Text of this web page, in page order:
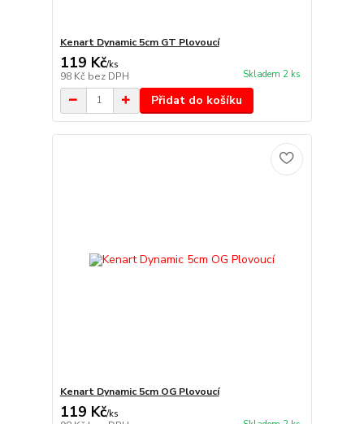
Kenart Dynamic 5cm GT Plovoucí
119 Kč/ks
98 Kč bez DPH Skladem 2 ks
Přidat do košíku
Kenart Dynamic 5cm OG Plovoucí
119 Kč/ks